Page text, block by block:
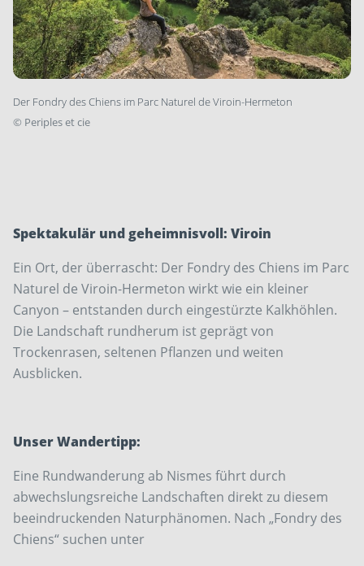
Der Fondry des Chiens im Parc ­Naturel de Viroin-Hermeton
© Periples et cie
Spektakulär und geheimnisvoll: ­Viroin
Ein Ort, der überrascht: Der Fondry des Chiens im Parc
­Naturel de Viroin-Hermeton wirkt wie ein kleiner
Canyon – entstanden durch eingestürzte Kalkhöhlen.
Die Landschaft rundherum ist geprägt von
Trockenrasen, seltenen ­Pflanzen und weiten
Ausblicken.
Unser Wandertipp:
Eine Rundwanderung ab Nismes führt durch
abwechslungsreiche Landschaften direkt zu diesem
beeindruckenden Naturphänomen. Nach „Fondry des
Chiens“ suchen unter